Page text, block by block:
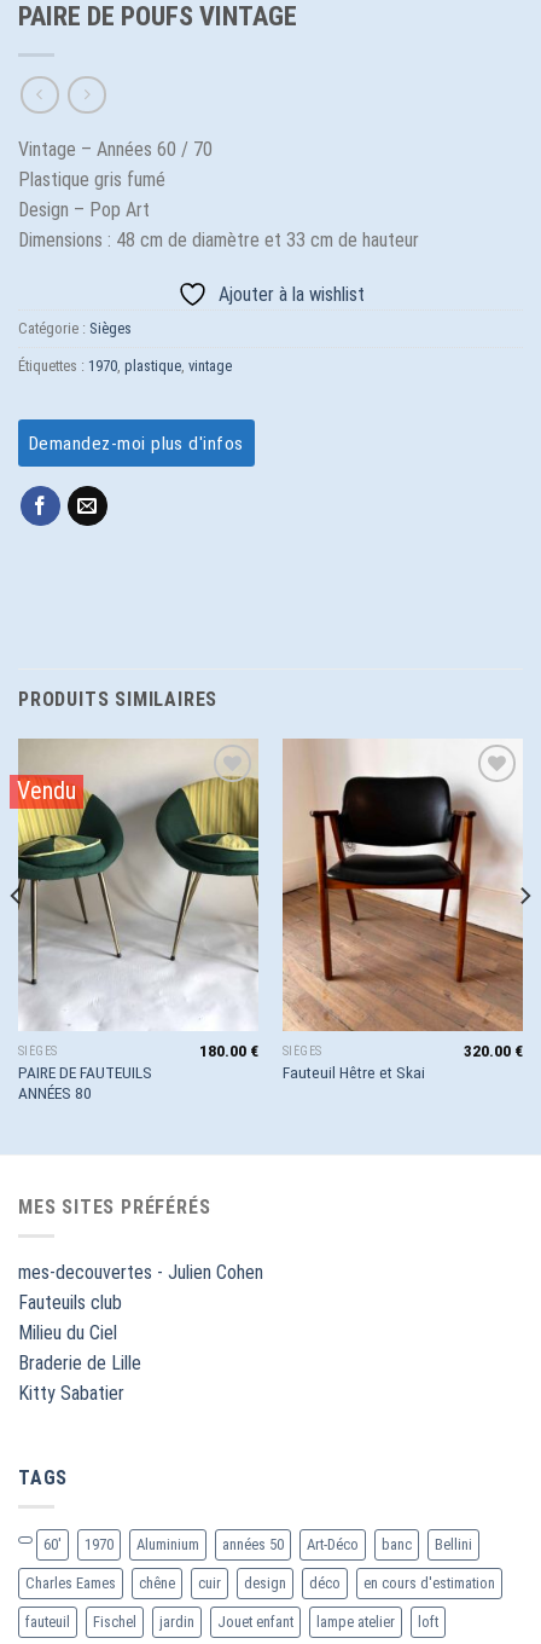
PAIRE DE POUFS VINTAGE
Vintage – Années 60 / 70
Plastique gris fumé
Design – Pop Art
Dimensions : 48 cm de diamètre et 33 cm de hauteur
Ajouter à la wishlist
Catégorie : Sièges
Étiquettes : 1970, plastique, vintage
Demandez-moi plus d'infos
PRODUITS SIMILAIRES
Vendu
Ajouter
à la
wishlist
SIÈGES
PAIRE DE FAUTEUILS
ANNÉES 80
180.00 €
Ajouter
à la
wishlist
SIÈGES
Fauteuil Hêtre et Skai
320.00 €
MES SITES PRÉFÉRÉS
mes-decouvertes - Julien Cohen
Fauteuils club
Milieu du Ciel
Braderie de Lille
Kitty Sabatier
TAGS
60' 1970 Aluminium années 50 Art-Déco banc Bellini
Charles Eames chêne cuir design déco en cours d'estimation
fauteuil Fischel jardin Jouet enfant lampe atelier loft